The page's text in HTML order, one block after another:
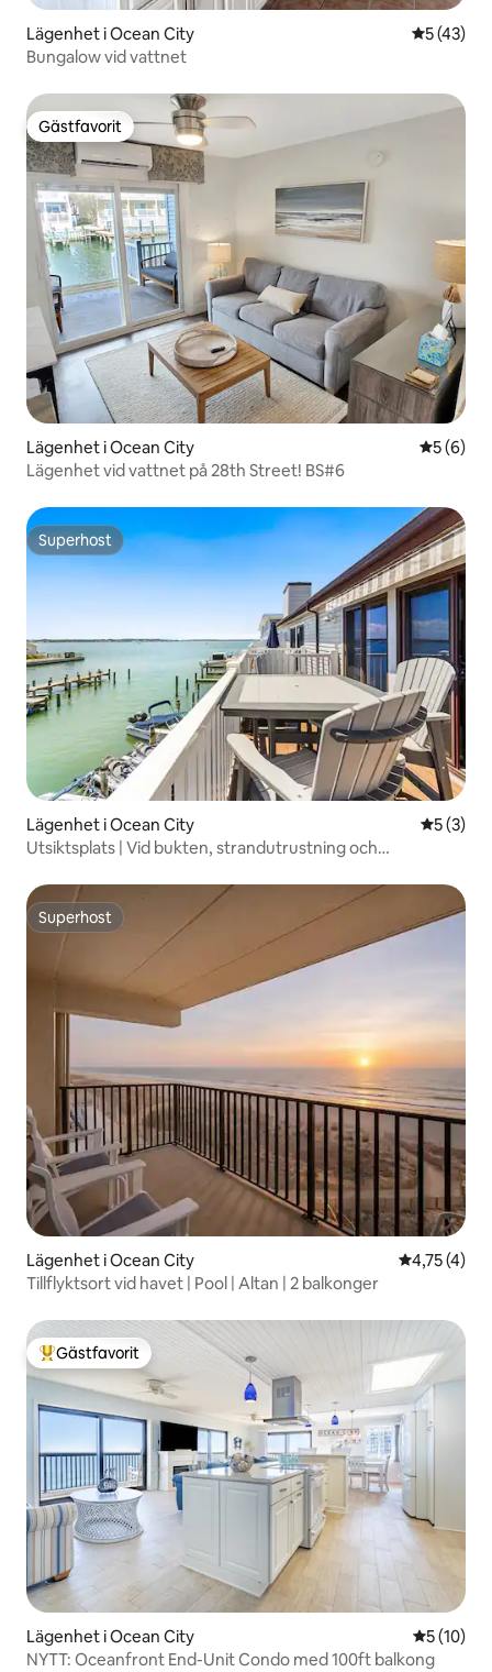
Lägenhet i Ocean City 5 av 5 i
5 (43)
Bungalow vid vattnet
Gästfavorit
Gästfavorit
Lägenhet i Ocean City 5 av 5 i
5 (6)
Lägenhet vid vattnet på 28th Street! BS#6
Superhost
Superhost
Lägenhet i Ocean City 5 av 5 i
5 (3)
Utsiktsplats | Vid bukten, strandutrustning och
Superhost
Superhost
Lägenhet i Ocean City 4,75 av 5 i
4,75 (4)
Tillflyktsort vid havet | Pool | Altan | 2 balkonger
Populär gästfavorit
Gästfavorit
Lägenhet i Ocean City 5 av 5 i
5 (10)
NYTT: Oceanfront End-Unit Condo med 100ft balkong